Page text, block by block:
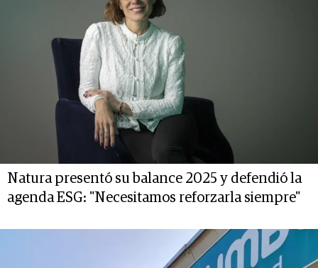
Natura presentó su balance 2025 y defendió la
agenda ESG: "Necesitamos reforzarla siempre"